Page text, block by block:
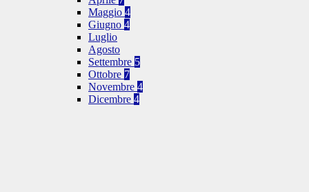
Maggio 4
Giugno 4
Luglio
Agosto
Settembre 5
Ottobre 7
Novembre 4
Dicembre 4